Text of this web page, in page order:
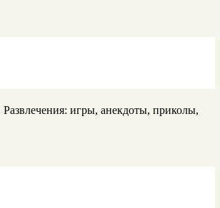
игры, анекдоты, приколы,